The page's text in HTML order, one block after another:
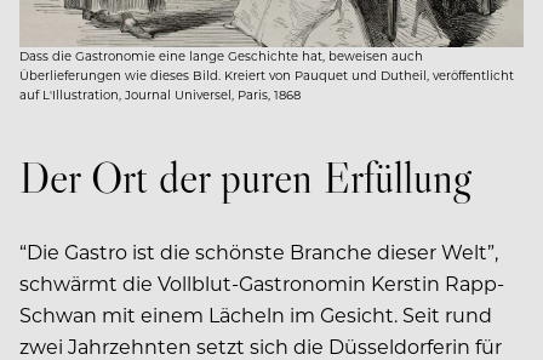
Dass die Gastronomie eine lange Geschichte hat, beweisen auch
Überlieferungen wie dieses Bild. Kreiert von Pauquet und Dutheil, veröffentlicht
auf L'Illustration, Journal Universel, Paris, 1868
Der Ort der puren Erfüllung
“Die Gastro ist die schönste Branche dieser Welt”,
schwärmt die Vollblut-Gastronomin Kerstin Rapp-
Schwan mit einem Lächeln im Gesicht. Seit rund
zwei Jahrzehnten setzt sich die Düsseldorferin für